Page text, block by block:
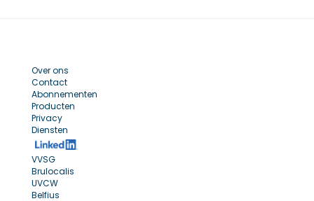
Over ons
Contact
Abonnementen
Producten
Privacy
Diensten
VVSG
Brulocalis
UVCW
Belfius